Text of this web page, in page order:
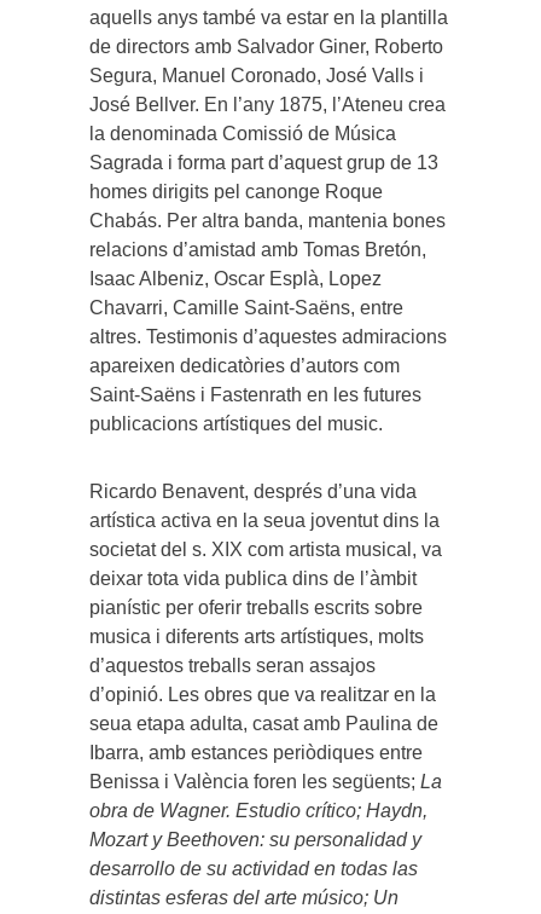
aquells anys també va estar en la plantilla
de directors amb Salvador Giner, Roberto
Segura, Manuel Coronado, José Valls i
José Bellver. En l’any 1875, l’Ateneu crea
la denominada Comissió de Música
Sagrada i forma part d’aquest grup de 13
homes dirigits pel canonge Roque
Chabás. Per altra banda, mantenia bones
relacions d’amistad amb Tomas Bretón,
Isaac Albeniz, Oscar Esplà, Lopez
Chavarri, Camille Saint-Saëns, entre
altres. Testimonis d’aquestes admiracions
apareixen dedicatòries d’autors com
Saint-Saëns i Fastenrath en les futures
publicacions artístiques del music.
Ricardo Benavent, després d’una vida
artística activa en la seua joventut dins la
societat del s. XIX com artista musical, va
deixar tota vida publica dins de l’àmbit
pianístic per oferir treballs escrits sobre
musica i diferents arts artístiques, molts
d’aquestos treballs seran assajos
d’opinió. Les obres que va realitzar en la
seua etapa adulta, casat amb Paulina de
Ibarra, amb estances periòdiques entre
Benissa i València foren les següents; La
obra de Wagner. Estudio crítico; Haydn,
Mozart y Beethoven: su personalidad y
desarrollo de su actividad en todas las
distintas esferas del arte músico; Un